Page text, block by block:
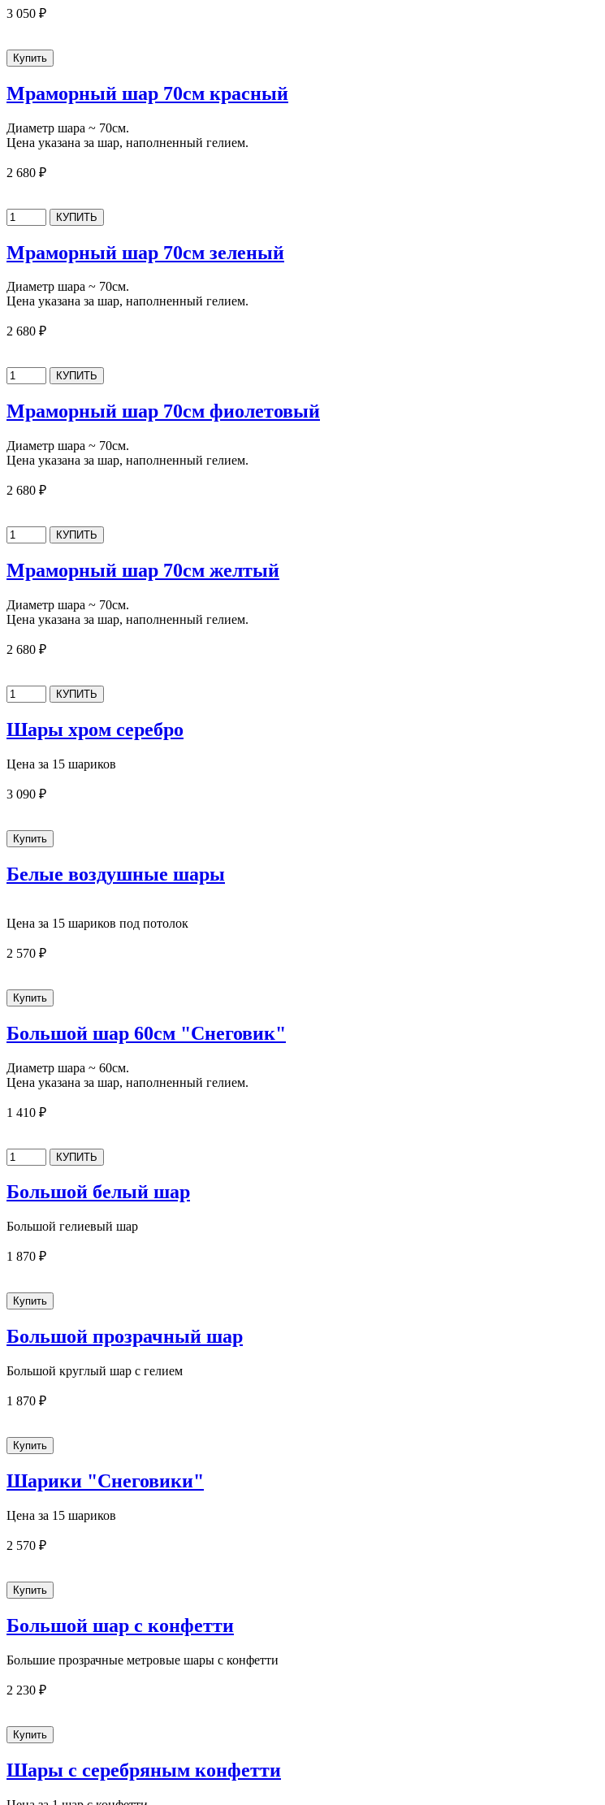
3 050 ₽
Мраморный шар 70см красный
Диаметр шара ~ 70см.
Цена указана за шар, наполненный гелием.
2 680 ₽
Мраморный шар 70см зеленый
Диаметр шара ~ 70см.
Цена указана за шар, наполненный гелием.
2 680 ₽
Мраморный шар 70см фиолетовый
Диаметр шара ~ 70см.
Цена указана за шар, наполненный гелием.
2 680 ₽
Мраморный шар 70см желтый
Диаметр шара ~ 70см.
Цена указана за шар, наполненный гелием.
2 680 ₽
Шары хром серебро
Цена за 15 шариков
3 090 ₽
Белые воздушные шары
Цена за 15 шариков под потолок
2 570 ₽
Большой шар 60см "Снеговик"
Диаметр шара ~ 60см.
Цена указана за шар, наполненный гелием.
1 410 ₽
Большой белый шар
Большой гелиевый шар
1 870 ₽
Большой прозрачный шар
Большой круглый шар с гелием
1 870 ₽
Шарики "Снеговики"
Цена за 15 шариков
2 570 ₽
Большой шар с конфетти
Большие прозрачные метровые шары с конфетти
2 230 ₽
Шары с серебряным конфетти